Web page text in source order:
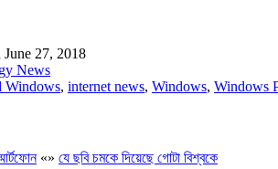
June 27, 2018
News
Windows, internet news, Windows, Windows
«» যে ছবি চমকে দিয়েছে গোটা বিশ্বকে